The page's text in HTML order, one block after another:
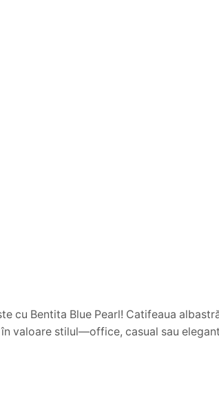
cu Bentita Blue Pearl! Catifeaua
valoare stilul—office, casual sau